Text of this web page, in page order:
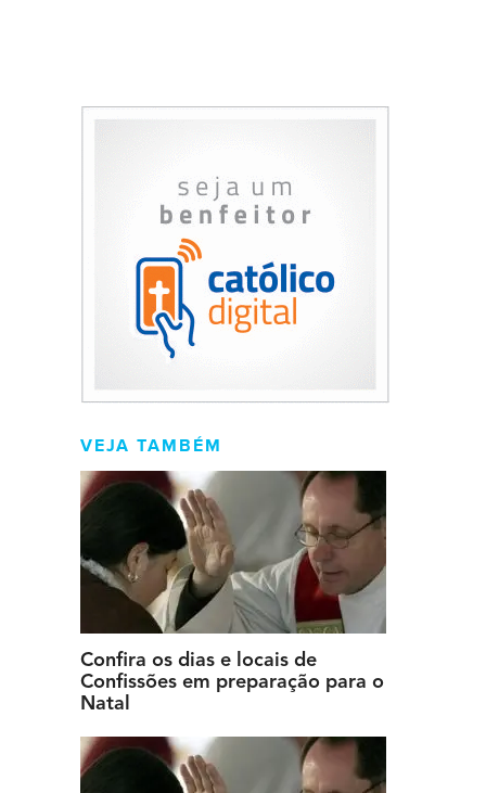
VEJA TAMBÉM
Confira os dias e locais de
Confissões em preparação para o
Natal